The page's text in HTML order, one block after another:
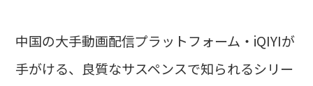
中国の大手動画配信プラットフォーム・iQIYIが
手がける、良質なサスペンスで知られるシリー